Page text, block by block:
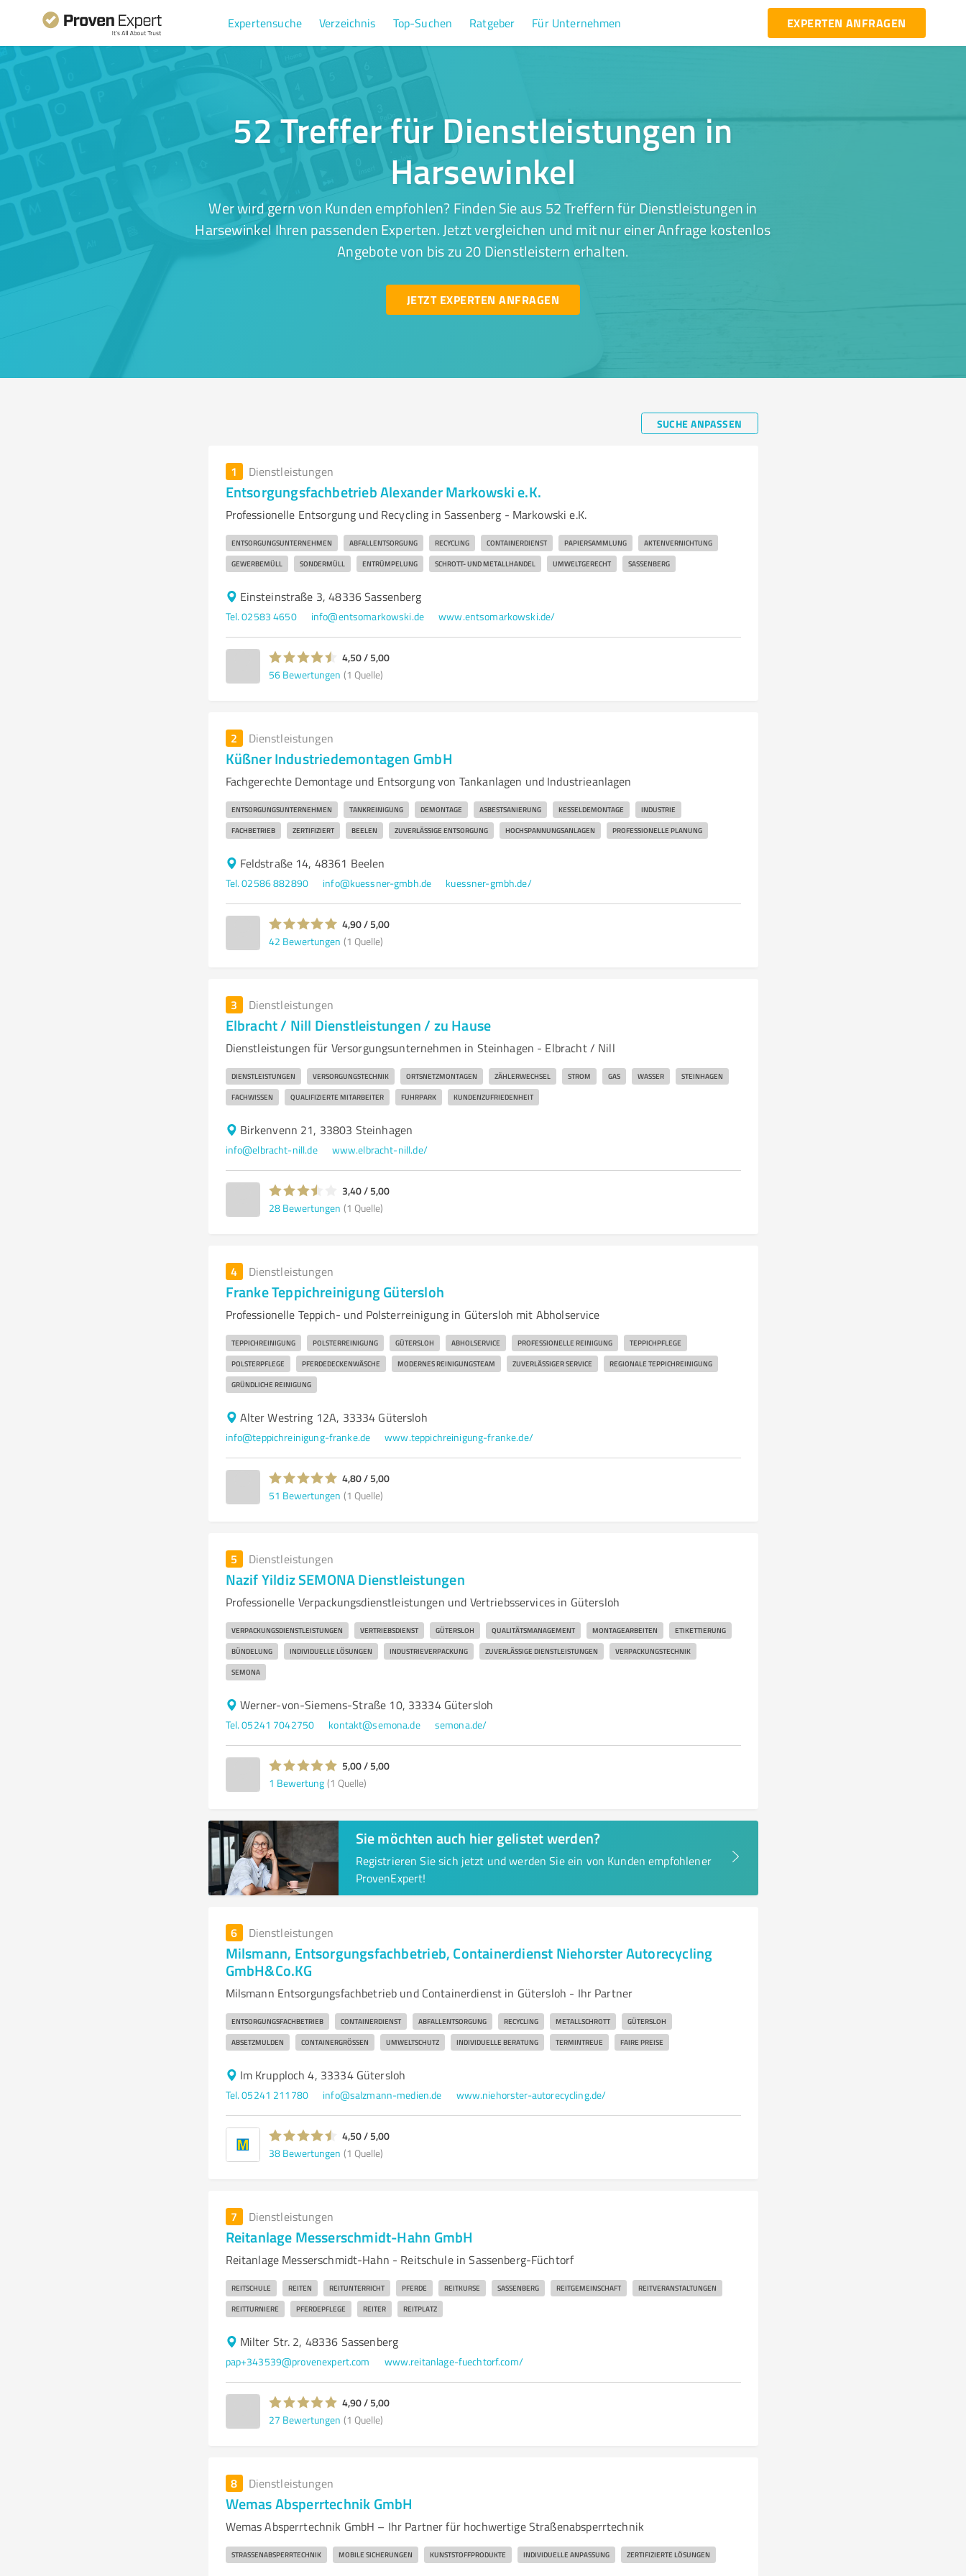
Expertensuche Verzeichnis Top-Suchen Ratgeber Für Unternehmen EXPERTEN ANFRAGEN
52 Treffer für Dienstleistungen in
Harsewinkel
Wer wird gern von Kunden empfohlen? Finden Sie aus 52 Treffern für Dienstleistungen in
Harsewinkel Ihren passenden Experten. Jetzt vergleichen und mit nur einer Anfrage kostenlos
Angebote von bis zu 20 Dienstleistern erhalten.
JETZT EXPERTEN ANFRAGEN
SUCHE ANPASSEN
1 Dienstleistungen
Entsorgungsfachbetrieb Alexander Markowski e.K.
Professionelle Entsorgung und Recycling in Sassenberg - Markowski e.K.
ENTSORGUNGSUNTERNEHMEN ABFALLENTSORGUNG RECYCLING CONTAINERDIENST PAPIERSAMMLUNG AKTENVERNICHTUNG
GEWERBEMÜLL SONDERMÜLL ENTRÜMPELUNG SCHROTT- UND METALLHANDEL UMWELTGERECHT SASSENBERG
Einsteinstraße 3, 48336 Sassenberg
Tel. 02583 4650 info@entsomarkowski.de www.entsomarkowski.de/
4,50 / 5,00
56 Bewertungen (1 Quelle)
2 Dienstleistungen
Küßner Industriedemontagen GmbH
Fachgerechte Demontage und Entsorgung von Tankanlagen und Industrieanlagen
ENTSORGUNGSUNTERNEHMEN TANKREINIGUNG DEMONTAGE ASBESTSANIERUNG KESSELDEMONTAGE INDUSTRIE
FACHBETRIEB ZERTIFIZIERT BEELEN ZUVERLÄSSIGE ENTSORGUNG HOCHSPANNUNGSANLAGEN PROFESSIONELLE PLANUNG
Feldstraße 14, 48361 Beelen
Tel. 02586 882890 info@kuessner-gmbh.de kuessner-gmbh.de/
4,90 / 5,00
42 Bewertungen (1 Quelle)
3 Dienstleistungen
Elbracht / Nill Dienstleistungen / zu Hause
Dienstleistungen für Versorgungsunternehmen in Steinhagen - Elbracht / Nill
DIENSTLEISTUNGEN VERSORGUNGSTECHNIK ORTSNETZMONTAGEN ZÄHLERWECHSEL STROM GAS WASSER STEINHAGEN
FACHWISSEN QUALIFIZIERTE MITARBEITER FUHRPARK KUNDENZUFRIEDENHEIT
Birkenvenn 21, 33803 Steinhagen
info@elbracht-nill.de www.elbracht-nill.de/
3,40 / 5,00
28 Bewertungen (1 Quelle)
4 Dienstleistungen
Franke Teppichreinigung Gütersloh
Professionelle Teppich- und Polsterreinigung in Gütersloh mit Abholservice
TEPPICHREINIGUNG POLSTERREINIGUNG GÜTERSLOH ABHOLSERVICE PROFESSIONELLE REINIGUNG TEPPICHPFLEGE
POLSTERPFLEGE PFERDEDECKENWÄSCHE MODERNES REINIGUNGSTEAM ZUVERLÄSSIGER SERVICE REGIONALE TEPPICHREINIGUNG
GRÜNDLICHE REINIGUNG
Alter Westring 12A, 33334 Gütersloh
info@teppichreinigung-franke.de www.teppichreinigung-franke.de/
4,80 / 5,00
51 Bewertungen (1 Quelle)
5 Dienstleistungen
Nazif Yildiz SEMONA Dienstleistungen
Professionelle Verpackungsdienstleistungen und Vertriebsservices in Gütersloh
VERPACKUNGSDIENSTLEISTUNGEN VERTRIEBSDIENST GÜTERSLOH QUALITÄTSMANAGEMENT MONTAGEARBEITEN ETIKETTIERUNG
BÜNDELUNG INDIVIDUELLE LÖSUNGEN INDUSTRIEVERPACKUNG ZUVERLÄSSIGE DIENSTLEISTUNGEN VERPACKUNGSTECHNIK
SEMONA
Werner-von-Siemens-Straße 10, 33334 Gütersloh
Tel. 05241 7042750 kontakt@semona.de semona.de/
5,00 / 5,00
1 Bewertung (1 Quelle)
Sie möchten auch hier gelistet werden?
Registrieren Sie sich jetzt und werden Sie ein von Kunden empfohlener
ProvenExpert!
6 Dienstleistungen
Milsmann, Entsorgungsfachbetrieb, Containerdienst Niehorster Autorecycling
GmbH&Co.KG
Milsmann Entsorgungsfachbetrieb und Containerdienst in Gütersloh - Ihr Partner
ENTSORGUNGSFACHBETRIEB CONTAINERDIENST ABFALLENTSORGUNG RECYCLING METALLSCHROTT GÜTERSLOH
ABSETZMULDEN CONTAINERGRÖSSEN UMWELTSCHUTZ INDIVIDUELLE BERATUNG TERMINTREUE FAIRE PREISE
Im Krupploch 4, 33334 Gütersloh
Tel. 05241 211780 info@salzmann-medien.de www.niehorster-autorecycling.de/
4,50 / 5,00
38 Bewertungen (1 Quelle)
7 Dienstleistungen
Reitanlage Messerschmidt-Hahn GmbH
Reitanlage Messerschmidt-Hahn - Reitschule in Sassenberg-Füchtorf
REITSCHULE REITEN REITUNTERRICHT PFERDE REITKURSE SASSENBERG REITGEMEINSCHAFT REITVERANSTALTUNGEN
REITTURNIERE PFERDEPFLEGE REITER REITPLATZ
Milter Str. 2, 48336 Sassenberg
pap+343539@provenexpert.com www.reitanlage-fuechtorf.com/
4,90 / 5,00
27 Bewertungen (1 Quelle)
8 Dienstleistungen
Wemas Absperrtechnik GmbH
Wemas Absperrtechnik GmbH – Ihr Partner für hochwertige Straßenabsperrtechnik
STRASSENABSPERRTECHNIK MOBILE SICHERUNGEN KUNSTSTOFFPRODUKTE INDIVIDUELLE ANPASSUNG ZERTIFIZIERTE LÖSUNGEN